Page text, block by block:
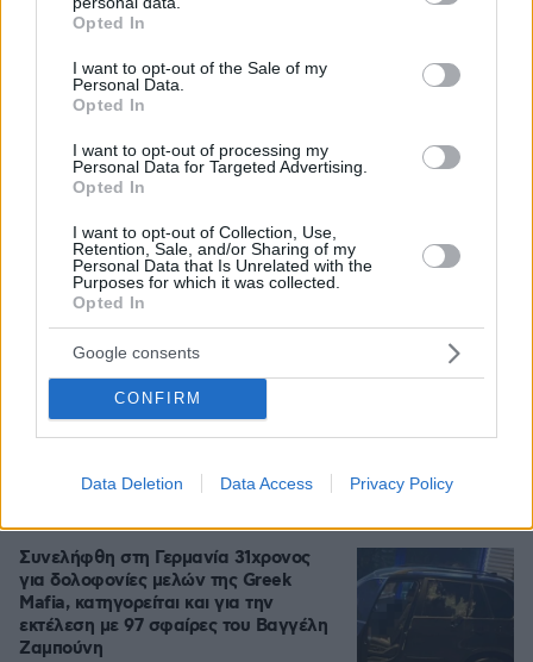
grant or deny consent to Google and its third-party tags to
use your data for below specified purposes in below Google
consent section.
Opted In
I want to opt-out of the Sale of my
Personal Data.
Opted In
I want to opt-out of processing my
Personal Data for Targeted Advertising.
Opted In
I want to opt-out of Collection, Use,
Retention, Sale, and/or Sharing of my
Personal Data that Is Unrelated with the
Purposes for which it was collected.
Opted In
Google consents
CONFIRM
Data Deletion Data Access Privacy Policy
χρόνο από τον θάνατο της Λένας Σαμαρά
Συνελήφθη στη Γερμανία 31χρονος
για δολοφονίες μελών της Greek
Mafia, κατηγορείται και για την
εκτέλεση με 97 σφαίρες του Βαγγέλη
Ζαμπούνη